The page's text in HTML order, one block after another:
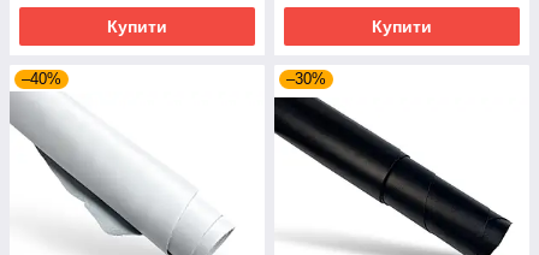
Купити Купити
–40% –30%